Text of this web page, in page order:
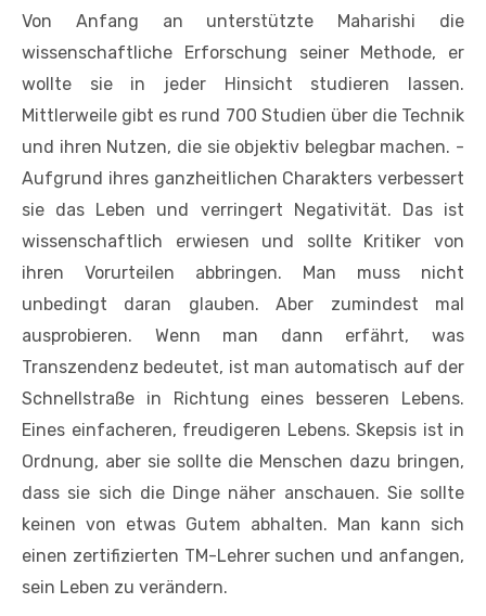
Von Anfang an ­unterstützte Maharishi die
wissenschaftliche Erforschung seiner ­Methode, er
wollte sie in jeder Hinsicht studieren lassen.
Mittlerweile gibt es rund 700 Studien über die Technik
und ihren Nutzen, die sie objektiv belegbar machen. ­
Aufgrund ihres ganzheitlichen Charakters ­verbessert
sie das Leben und verringert Negativität. Das ist
wissenschaftlich erwiesen und sollte Kritiker von
ihren Vorurteilen abbringen. Man muss nicht
unbedingt daran glauben. Aber zumindest mal
ausprobieren. Wenn man dann erfährt, was
Transzendenz bedeutet, ist man automatisch auf der
Schnellstraße in Richtung eines besseren Lebens.
Eines einfacheren, freudigeren Lebens. Skepsis ist in
Ordnung, aber sie sollte die Menschen dazu bringen,
dass sie sich die Dinge näher anschauen. Sie sollte
keinen von etwas Gutem abhalten. Man kann sich
einen zertifizierten TM-Lehrer suchen und anfangen,
sein Leben zu verändern.